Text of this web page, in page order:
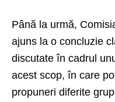
Până la urmă,
ajuns la o concluzie
discutate în cadrul
acest scop, în care
propuneri diferite